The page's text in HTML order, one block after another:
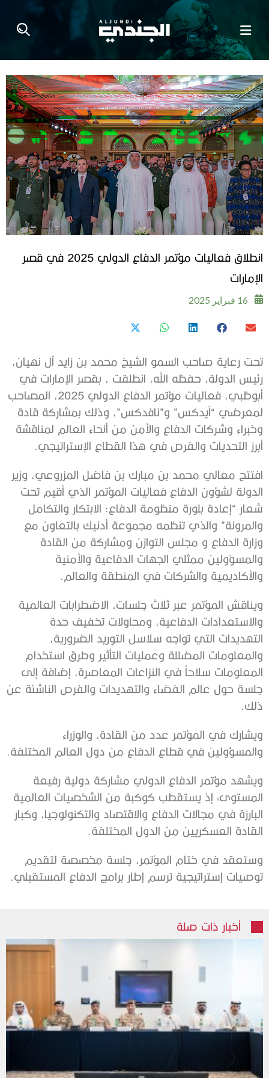
انطلاق فعاليات مؤتمر الدفاع الدولي 2025 في قصر
الإمارات
16 فبراير 2025
تحت رعاية صاحب السمو الشيخ محمد بن زايد آل نهيان،
رئيس الدولة، حفظه الله، انطلقت ، بقصر الإمارات في
أبوظبي، فعاليات مؤتمر الدفاع الدولي 2025، المصاحب
لمعرضي “آيدكس” و”نافدكس”، وذلك بمشاركة قادة
وخبراء وشركات الدفاع والأمن من أنحاء العالم لمناقشة
أبرز التحديات والفرص في هذا القطاع الإستراتيجي.
افتتح معالي محمد بن مبارك بن فاضل المزروعي، وزير
الدولة لشؤون الدفاع فعاليات المؤتمر الذي أقيم تحت
شعار “إعادة بلورة منظومة الدفاع: الابتكار والتكامل
والمرونة” والذي تنظمه مجموعة أدنيك بالتعاون مع
وزارة الدفاع و مجلس التوازن ومشاركة من القادة
والمسؤولين ممثلي الجهات الدفاعية والأمنية
والأكاديمية والشركات في المنطقة والعالم.
ويناقش المؤتمر عبر ثلاث جلسات، الاضطرابات العالمية
والاستعدادات الدفاعية، ومحاولات تخفيف حدة
التهديدات التي تواجه سلاسل التوريد الضرورية،
والمعلومات المضللة وعمليات التأثير وطرق استخدام
المعلومات سلاحاً في النزاعات المعاصرة، إضافة إلى
جلسة حول عالم الفضاء والتهديدات والفرص الناشئة عن
ذلك.
ويشارك في المؤتمر عدد من القادة، والوزراء
والمسؤولين في قطاع الدفاع من دول العالم المختلفة.
ويشهد مؤتمر الدفاع الدولي مشاركة دولية رفيعة
المستوى؛ إذ يستقطب كوكبة من الشخصيات العالمية
البارزة في مجالات الدفاع والاقتصاد والتكنولوجيا، وكبار
القادة العسكريين من الدول المختلفة.
وستعقد في ختام المؤتمر، جلسة مخصصة لتقديم
توصيات إستراتيجية ترسم إطار برامج الدفاع المستقبلي.
أخبار ذات صلة